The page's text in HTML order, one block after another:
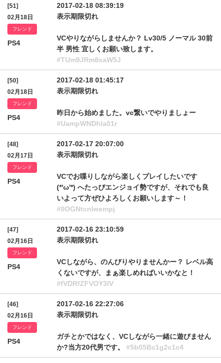
[51]
02月18日
フレンド
PS4
2017-02-18 08:39:19
表示期限切れ
VCやりながらしませんか？ Lv30/5 ノーマル 30前
半 男性 宜しくお願い致します。
#TUm9JRm8xaW5J
[50]
02月18日
フレンド
PS4
2017-02-18 01:45:17
表示期限切れ
昨日から始めました。vc繋いでやりましょー
#UampWNDhla01r
[48]
02月17日
フレンド
PS4
2017-02-17 20:07:00
表示期限切れ
VCでお喋りしながら楽しくプレイしたいです
(*'ω'*) へたっぴエンジョイ勢ですが、それでも良
いよって方ぜひよろしくお願いします～！
#0OGNtcnIwempj
[47]
02月16日
フレンド
PS4
2017-02-16 23:10:59
表示期限切れ
VCしながら、のんびりやりませんかー？ レベル高
くないですが、まぁ楽しめればいいかなと！
#fVDRfZFVOY3lV
[46]
02月16日
フレンド
PS4
2017-02-16 22:27:06
表示期限切れ
ガチとかではなく、VCしながら一緒に遊びません
か?当方20代男です。 #5b05Bc1g2c1c4